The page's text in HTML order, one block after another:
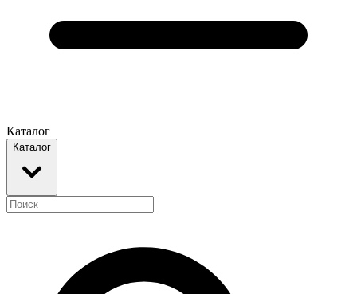
Каталог
Каталог